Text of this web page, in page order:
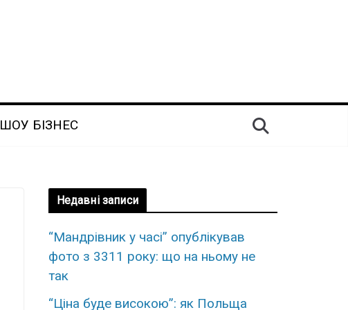
ШОУ БІЗНЕС
Недавні записи
“Мандрівник у часі” опублікував
фото з 3311 року: що на ньому не
так
“Ціна буде високою”: як Польща